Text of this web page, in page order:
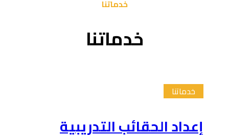
خدماتنا
خدماتنا
خدماتنا
إعداد الحقائب التدريبية